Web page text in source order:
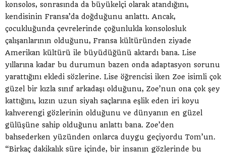
konsolos, sonrasında da büyükelçi olarak atandığını,
kendisinin Fransa’da doğduğunu anlattı. Ancak,
çocukluğunda çevrelerinde çoğunlukla konsolosluk
çalışanlarının olduğunu, Fransa kültüründen ziyade
Amerikan kültürü ile büyüdüğünü aktardı bana. Lise
yıllarına kadar bu durumun bazen onda adaptasyon sorunu
yarattığını ekledi sözlerine. Lise öğrencisi iken Zoe isimli çok
güzel bir kızla sınıf arkadaşı olduğunu, Zoe’nun ona çok şey
kattığını, kızın uzun siyah saçlarına eşlik eden iri koyu
kahverengi gözlerinin olduğunu ve dünyanın en güzel
gülüşüne sahip olduğunu anlattı bana. Zoe’den
bahsederken yüzünden onlarca duygu geçiyordu Tom’un.
“Birkaç dakikalık süre içinde, bir insanın gözlerinde bu